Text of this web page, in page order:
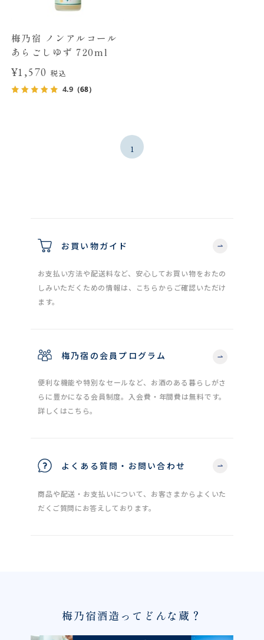
梅乃宿 ノンアルコール
あらごしゆず 720ml
¥1,570税込
4.9（68）
1
お買い物ガイド
お支払い方法や配送料など、安心してお買い物をおたの
しみいただくための情報は、こちらからご確認いただけ
ます。
梅乃宿の会員プログラム
便利な機能や特別なセールなど、お酒のある暮らしがさ
らに豊かになる会員制度。入会費・年間費は無料です。
詳しくはこちら。
よくある質問・お問い合わせ
商品や配送・お支払いについて、お客さまからよくいた
だくご質問にお答えしております。
梅乃宿酒造ってどんな蔵？